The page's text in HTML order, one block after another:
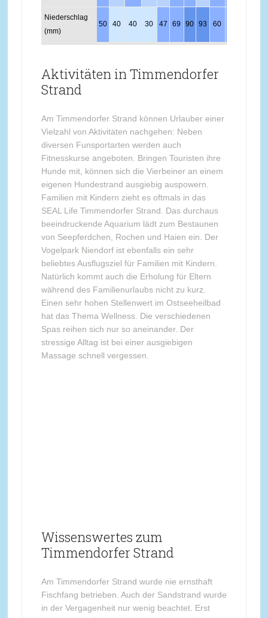
Niederschlag
(mm)
50 40 40 30 47 69 90 93 60
Aktivitäten in Timmendorfer
Strand
Am Timmendorfer Strand können Urlauber einer
Vielzahl von Aktivitäten nachgehen: Neben
diversen Funsportarten werden auch
Fitnesskurse angeboten. Bringen Touristen ihre
Hunde mit, können sich die Vierbeiner an einem
eigenen Hundestrand ausgiebig auspowern.
Familien mit Kindern zieht es oftmals in das
SEAL Life Timmendorfer Strand. Das durchaus
beeindruckende Aquarium lädt zum Bestaunen
von Seepferdchen, Rochen und Haien ein. Der
Vogelpark Niendorf ist ebenfalls ein sehr
beliebtes Ausflugsziel für Familien mit Kindern.
Natürlich kommt auch die Erholung für Eltern
während des Familienurlaubs nicht zu kurz.
Einen sehr hohen Stellenwert im Ostseeheilbad
hat das Thema Wellness. Die verschiedenen
Spas reihen sich nur so aneinander. Der
stressige Alltag ist bei einer ausgiebigen
Massage schnell vergessen.
Wissenswertes zum
Timmendorfer Strand
Am Timmendorfer Strand wurde nie ernsthaft
Fischfang betrieben. Auch der Sandstrand wurde
in der Vergagenheit nur wenig beachtet. Erst